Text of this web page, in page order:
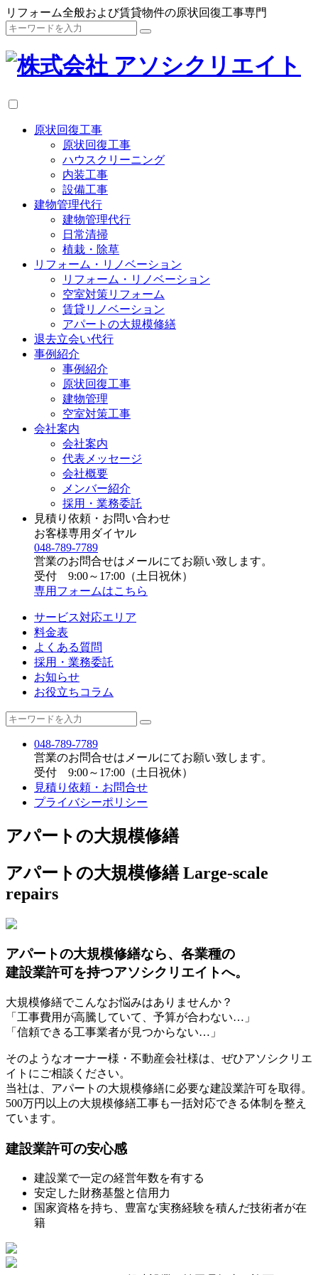
リフォーム全般および賃貸物件の原状回復工事専門
原状回復工事
原状回復工事
ハウスクリーニング
内装工事
設備工事
建物管理代行
建物管理代行
日常清掃
植栽・除草
リフォーム・リノベーション
リフォーム・リノベーション
空室対策リフォーム
賃貸リノベーション
アパートの大規模修繕
退去立会い代行
事例紹介
事例紹介
原状回復工事
建物管理
空室対策工事
会社案内
会社案内
代表メッセージ
会社概要
メンバー紹介
採用・業務委託
見積り依頼・お問い合わせ
お客様専用ダイヤル
048-789-7789
営業のお問合せはメールにてお願い致します。
受付 9:00～17:00（土日祝休）
専用フォームはこちら
サービス対応エリア
料金表
よくある質問
採用・業務委託
お知らせ
お役立ちコラム
048-789-7789
営業のお問合せはメールにてお願い致します。
受付 9:00～17:00（土日祝休）
見積り依頼・お問合せ
プライバシーポリシー
アパートの大規模修繕
アパートの大規模修繕 Large-scale
repairs
アパートの大規模修繕なら、各業種の
建設業許可を持つアソシクリエイトへ。
大規模修繕でこんなお悩みはありませんか？
「工事費用が高騰していて、予算が合わない…」
「信頼できる工事業者が見つからない…」
そのようなオーナー様・不動産会社様は、ぜひアソシクリエ
イトにご相談ください。
当社は、アパートの大規模修繕に必要な建設業許可を取得。
500万円以上の大規模修繕工事も一括対応できる体制を整え
ています。
建設業許可の安心感
建設業で一定の経営年数を有する
安定した財務基盤と信用力
国家資格を持ち、豊富な実務経験を積んだ技術者が在
籍